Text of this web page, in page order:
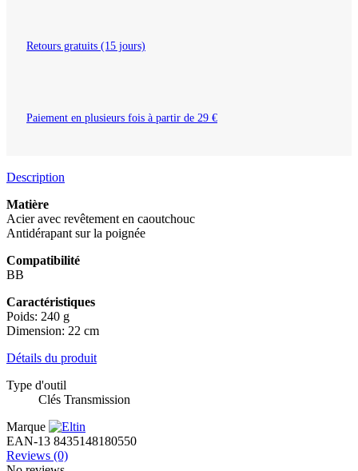
Retours gratuits (15 jours)
Paiement en plusieurs fois à partir de 29 €
Description
Matière
Acier avec revêtement en caoutchouc
Antidérapant sur la poignée
Compatibilité
BB
Caractéristiques
Poids: 240 g
Dimension: 22 cm
Détails du produit
Type d'outil
Clés Transmission
Marque
EAN-13 8435148180550
Reviews (0)